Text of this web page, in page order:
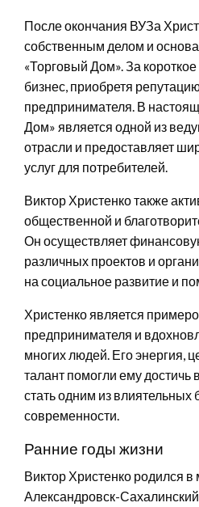
После окончания ВУЗа
собственным делом и
«Торговый Дом». За
бизнес, приобретя
предпринимателя. В
Дом» является одной из
отрасли и предоставляет
услуг для потребителей.
Виктор Христенко также
общественной и
Он осуществляет
различных проектов и
на социальное развитие и
Христенко является
предпринимателя и
многих людей. Его энергия,
талант помогли ему достичь
стать одним из влиятельных
современности.
Ранние годы жизни
Виктор Христенко родился
Александровск-